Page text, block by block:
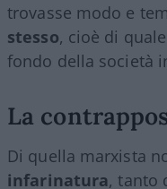
trovasse modo e
stesso, cioè di
fondo della società
La
Di quella marxista
infarinatura, tanto